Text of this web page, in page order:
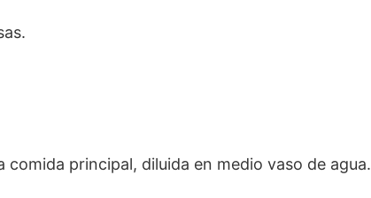
principal, diluida en medio vaso de agua.